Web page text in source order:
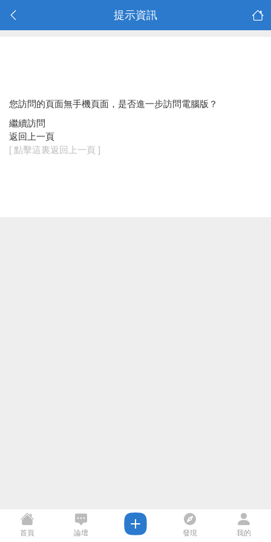
提示資訊
您訪問的頁面無手機頁面，是否進一步訪問電腦版？
繼續訪問
返回上一頁
[ 點擊這裏返回上一頁 ]
首頁 論壇 發現 我的